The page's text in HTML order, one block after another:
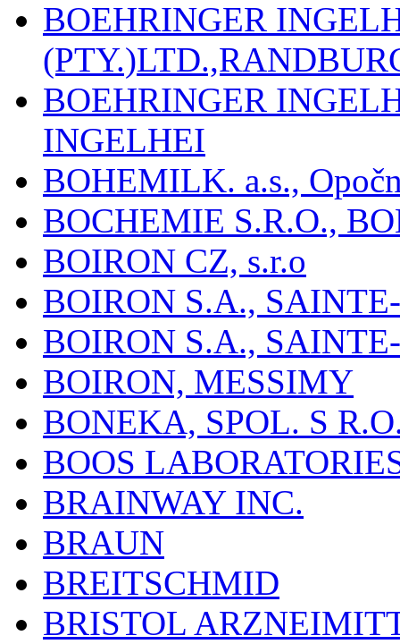
BOEHRINGER
BOEHRINGER
INGELHEI
BOHEMILK. a.s.,
BOCHEMIE S.R.O.,
BOIRON CZ, s.r.o
BOIRON S.A.,
BOIRON S.A.,
BOIRON, MESSIMY
BONEKA, SPOL. S
BOOS
BRAINWAY INC.
BRAUN
BREITSCHMID
BRISTOL